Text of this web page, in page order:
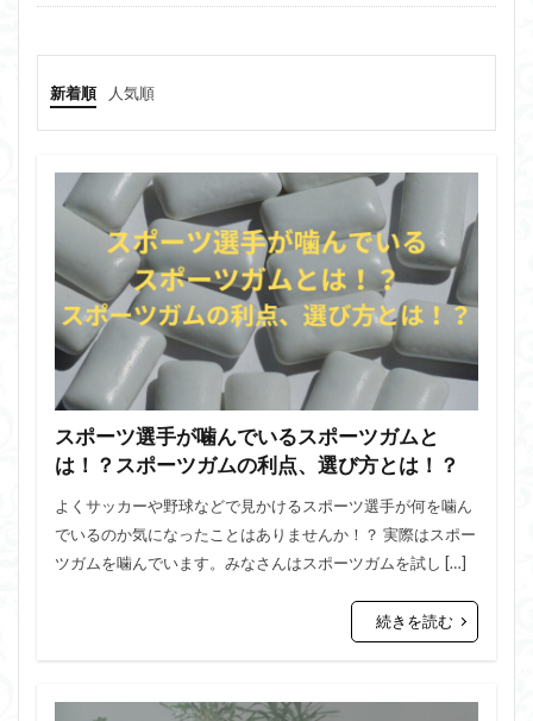
新着順 人気順
スポーツ選手が噛んでいるスポーツガムと
は！？スポーツガムの利点、選び方とは！？
よくサッカーや野球などで見かけるスポーツ選手が何を噛ん
でいるのか気になったことはありませんか！？ 実際はスポー
ツガムを噛んでいます。みなさんはスポーツガムを試し […]
続きを読む